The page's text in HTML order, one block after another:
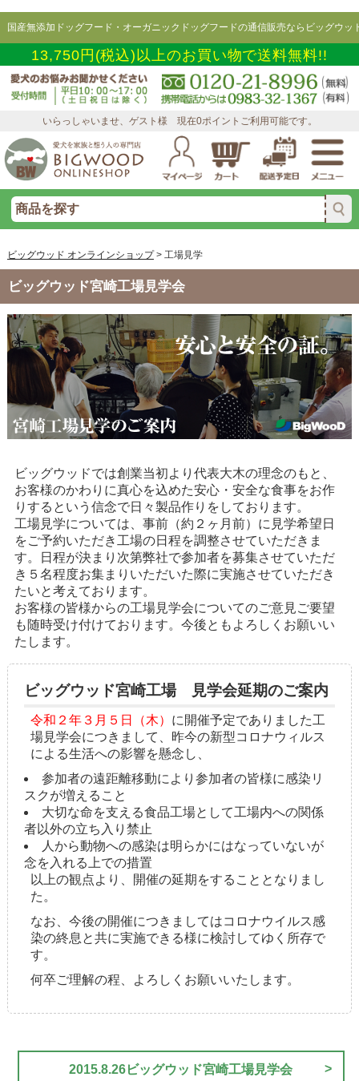
国産無添加ドッグフード・オーガニックドッグフードの通信販売ならビッグウッ
13,750円(税込)以上のお買い物で送料無料!!
いらっしゃいませ、ゲスト様 現在0ポイントご利用可能です。
ビッグウッド オンラインショップ> 工場見学
ビッグウッド宮崎工場見学会
ビッグウッドでは創業当初より代表大木の理念のもと、
お客様のかわりに真心を込めた安心・安全な食事をお作
りするという信念で日々製品作りをしております。
工場見学については、事前（約２ヶ月前）に見学希望日
をご予約いただき工場の日程を調整させていただきま
す。日程が決まり次第弊社で参加者を募集させていただ
き５名程度お集まりいただいた際に実施させていただき
たいと考えております。
お客様の皆様からの工場見学会についてのご意見ご要望
も随時受け付けております。今後ともよろしくお願いい
たします。
ビッグウッド宮崎工場 見学会延期のご案内
令和２年３月５日（木） に開催予定でありました工
場見学会につきまして、昨今の新型コロナウィルス
による生活への影響を懸念し、
参加者の遠距離移動により参加者の皆様に感染リ
スクが増えること
大切な命を支える食品工場として工場内への関係
者以外の立ち入り禁止
人から動物への感染は明らかにはなっていないが
念を入れる上での措置
以上の観点より、開催の延期をすることとなりまし
た。
なお、今後の開催につきましてはコロナウイルス感
染の終息と共に実施できる様に検討してゆく所存で
す。
何卒ご理解の程、よろしくお願いいたします。
2015.8.26ビッグウッド宮崎工場見学会